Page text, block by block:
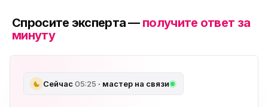
Спросите эксперта — получите ответ за
минуту
Сейчас05:25 · мастер на связи